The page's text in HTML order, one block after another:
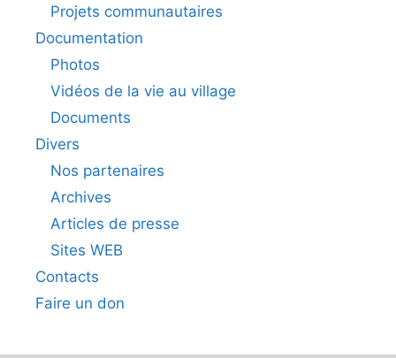
Projets communautaires
Documentation
Photos
Vidéos de la vie au village
Documents
Divers
Nos partenaires
Archives
Articles de presse
Sites WEB
Contacts
Faire un don